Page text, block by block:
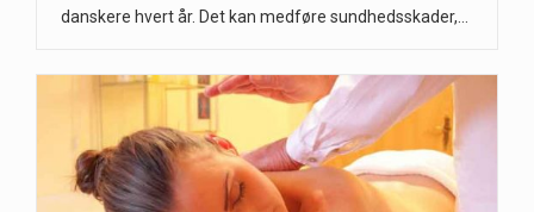
danskere hvert år. Det kan medføre sundhedsskader,…